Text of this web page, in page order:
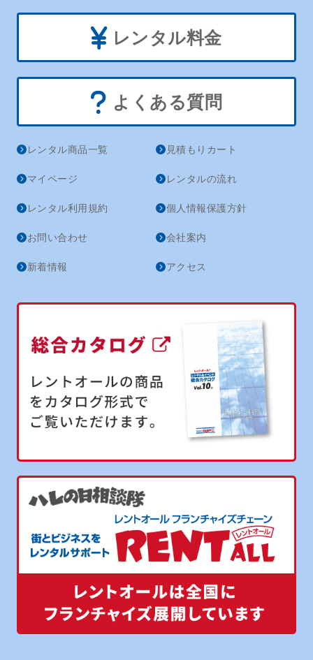
レンタル料金
よくある質問
レンタル商品一覧 見積もりカート
マイページ レンタルの流れ
レンタル利用規約 個人情報保護方針
お問い合わせ 会社案内
新着情報 アクセス